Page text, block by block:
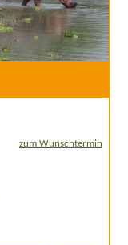
zum Wunschtermin